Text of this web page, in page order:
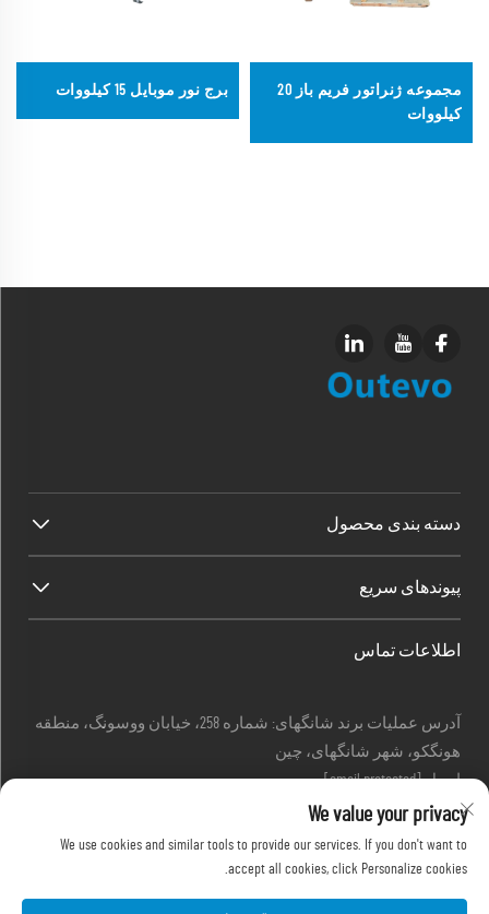
مجموعه ژنراتور فریم باز 20
کیلووات
برج نور موبایل 15 کیلووات
دسته بندی محصول
پیوندهای سریع
اطلاعات تماس
آدرس عملیات برند شانگهای: شماره 258، خیابان ووسونگ، منطقه
هونگکو، شهر شانگهای، چین
ایمیل:[email protected]
تماس:+86-13280087620
تماس:+86-13280035385
تماس:+86-13280039195
We value your privacy
We use cookies and similar tools to provide our services. If you don't want to
accept all cookies, click Personalize cookies.